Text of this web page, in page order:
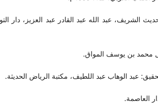
الشريف، عبد الله عبد القادر عبد العزيز، دار
محمد بن يوسف المواق.
عبد الوهاب عبد اللطيف، مكتبة الرياض الحديثة.
العاصمة.